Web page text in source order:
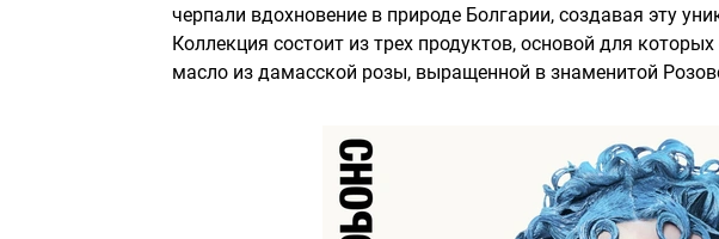
черпали вдохновение в природе Болгарии, создавая эту
Коллекция состоит из трех продуктов, основой для
масло из дамасской розы, выращенной в знаменитой